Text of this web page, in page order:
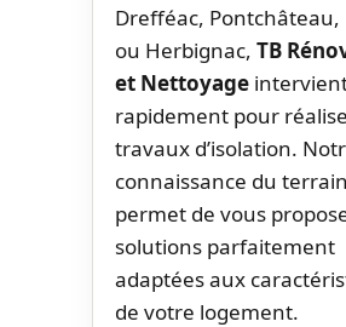
Drefféac, Pontchâteau,
ou Herbignac, TB
et Nettoyage
rapidement pour
travaux d’isolation.
connaissance du
permet de vous
solutions parfaitement
adaptées aux
de votre logement.